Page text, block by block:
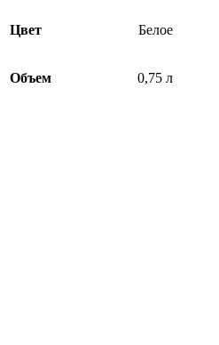
Цвет Белое
Объем 0,75 л